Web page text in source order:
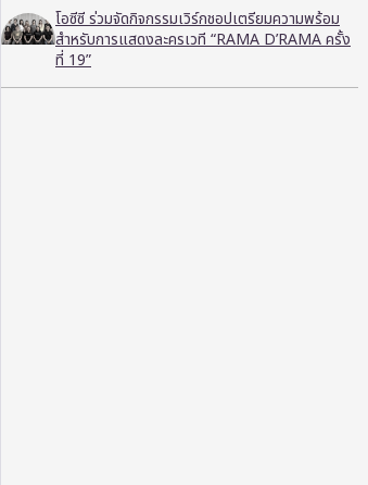
โอซีซี ร่วมจัดกิจกรรมเวิร์กชอปเตรียมความพร้อม
สำหรับการแสดงละครเวที “RAMA D’RAMA ครั้ง
ที่ 19”